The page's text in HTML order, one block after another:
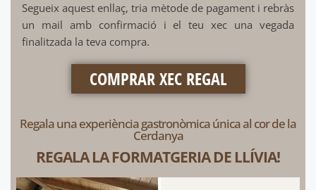
Segueix aquest enllaç, tria mètode de pagament i rebràs
un mail amb confirmació i el teu xec una vegada
finalitzada la teva compra.
COMPRAR XEC REGAL
Regala una experiència gastronòmica única al cor de la
Cerdanya
REGALA LA FORMATGERIA DE LLÍVIA!